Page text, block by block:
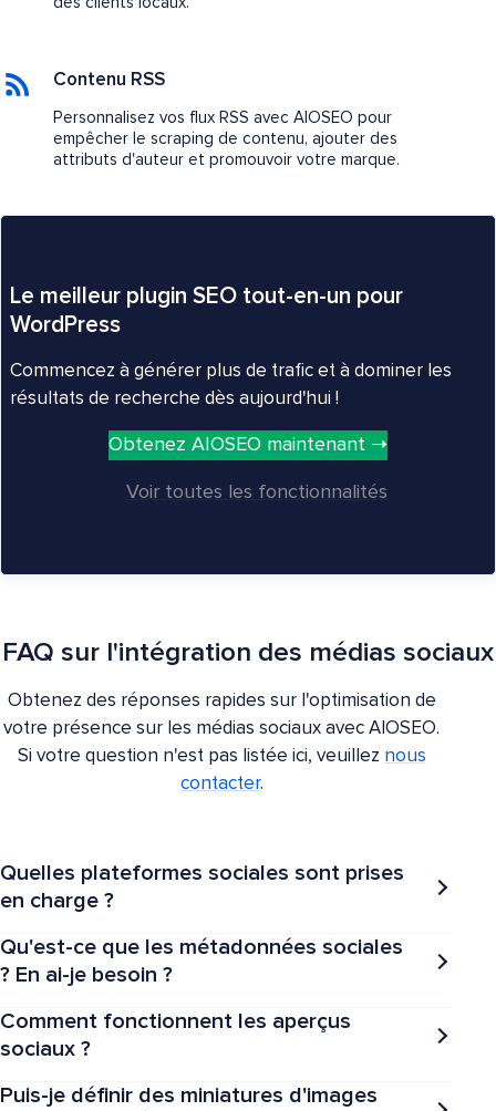
Contenu RSS
Personnalisez vos flux RSS avec AIOSEO pour
empêcher le scraping de contenu, ajouter des
attributs d'auteur et promouvoir votre marque.
Le meilleur plugin SEO tout-en-un pour
WordPress
Commencez à générer plus de trafic et à dominer les
résultats de recherche dès aujourd'hui !
Obtenez AIOSEO maintenant ➝
Voir toutes les fonctionnalités
FAQ sur l'intégration des médias sociaux
Obtenez des réponses rapides sur l'optimisation de
votre présence sur les médias sociaux avec AIOSEO.
Si votre question n'est pas listée ici, veuillez nous
contacter.
Quelles plateformes sociales sont prises
en charge ?
Qu'est-ce que les métadonnées sociales
? En ai-je besoin ?
Comment fonctionnent les aperçus
sociaux ?
Puis-je définir des miniatures d'images